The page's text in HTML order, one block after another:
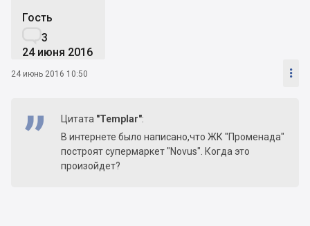
Гость
3
24 июня 2016
24 июнь 2016 10:50 
Цитата "Templar":
В интернете было написано,что ЖК "Променада"
построят супермаркет "Novus". Когда это
произойдет?